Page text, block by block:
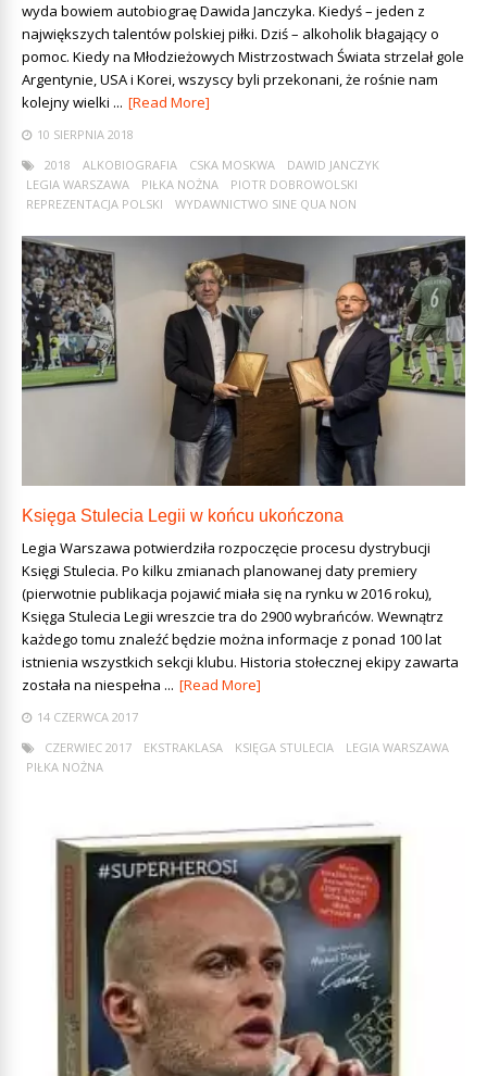
wyda bowiem autobiografię Dawida Janczyka. Kiedyś – jeden z
największych talentów polskiej piłki. Dziś – alkoholik błagający o
pomoc. Kiedy na Młodzieżowych Mistrzostwach Świata strzelał gole
Argentynie, USA i Korei, wszyscy byli przekonani, że rośnie nam
kolejny wielki ... [Read More]
10 SIERPNIA 2018
2018
ALKOBIOGRAFIA CSKA MOSKWA
DAWID JANCZYK
LEGIA WARSZAWA
PIŁKA NOŻNA
PIOTR DOBROWOLSKI
REPREZENTACJA POLSKI
WYDAWNICTWO SINE QUA NON
Księga Stulecia Legii w końcu ukończona
Legia Warszawa potwierdziła rozpoczęcie procesu dystrybucji
Księgi Stulecia. Po kilku zmianach planowanej daty premiery
(pierwotnie publikacja pojawić miała się na rynku w 2016 roku),
Księga Stulecia Legii wreszcie trafi do 2900 wybrańców. Wewnątrz
każdego tomu znaleźć będzie można informacje z ponad 100 lat
istnienia wszystkich sekcji klubu. Historia stołecznej ekipy zawarta
została na niespełna ... [Read More]
14 CZERWCA 2017
CZERWIEC 2017
EKSTRAKLASA KSIĘGA STULECIA
LEGIA WARSZAWA
PIŁKA NOŻNA